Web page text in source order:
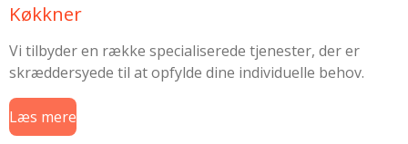
Køkkner
Vi tilbyder en række specialiserede tjenester, der er
skræddersyede til at opfylde dine individuelle behov.
Læs mere